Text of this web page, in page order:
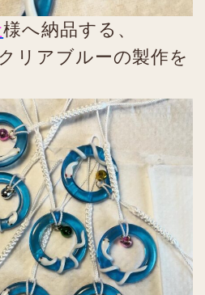
様へ納品する、
リアブルーの製作を